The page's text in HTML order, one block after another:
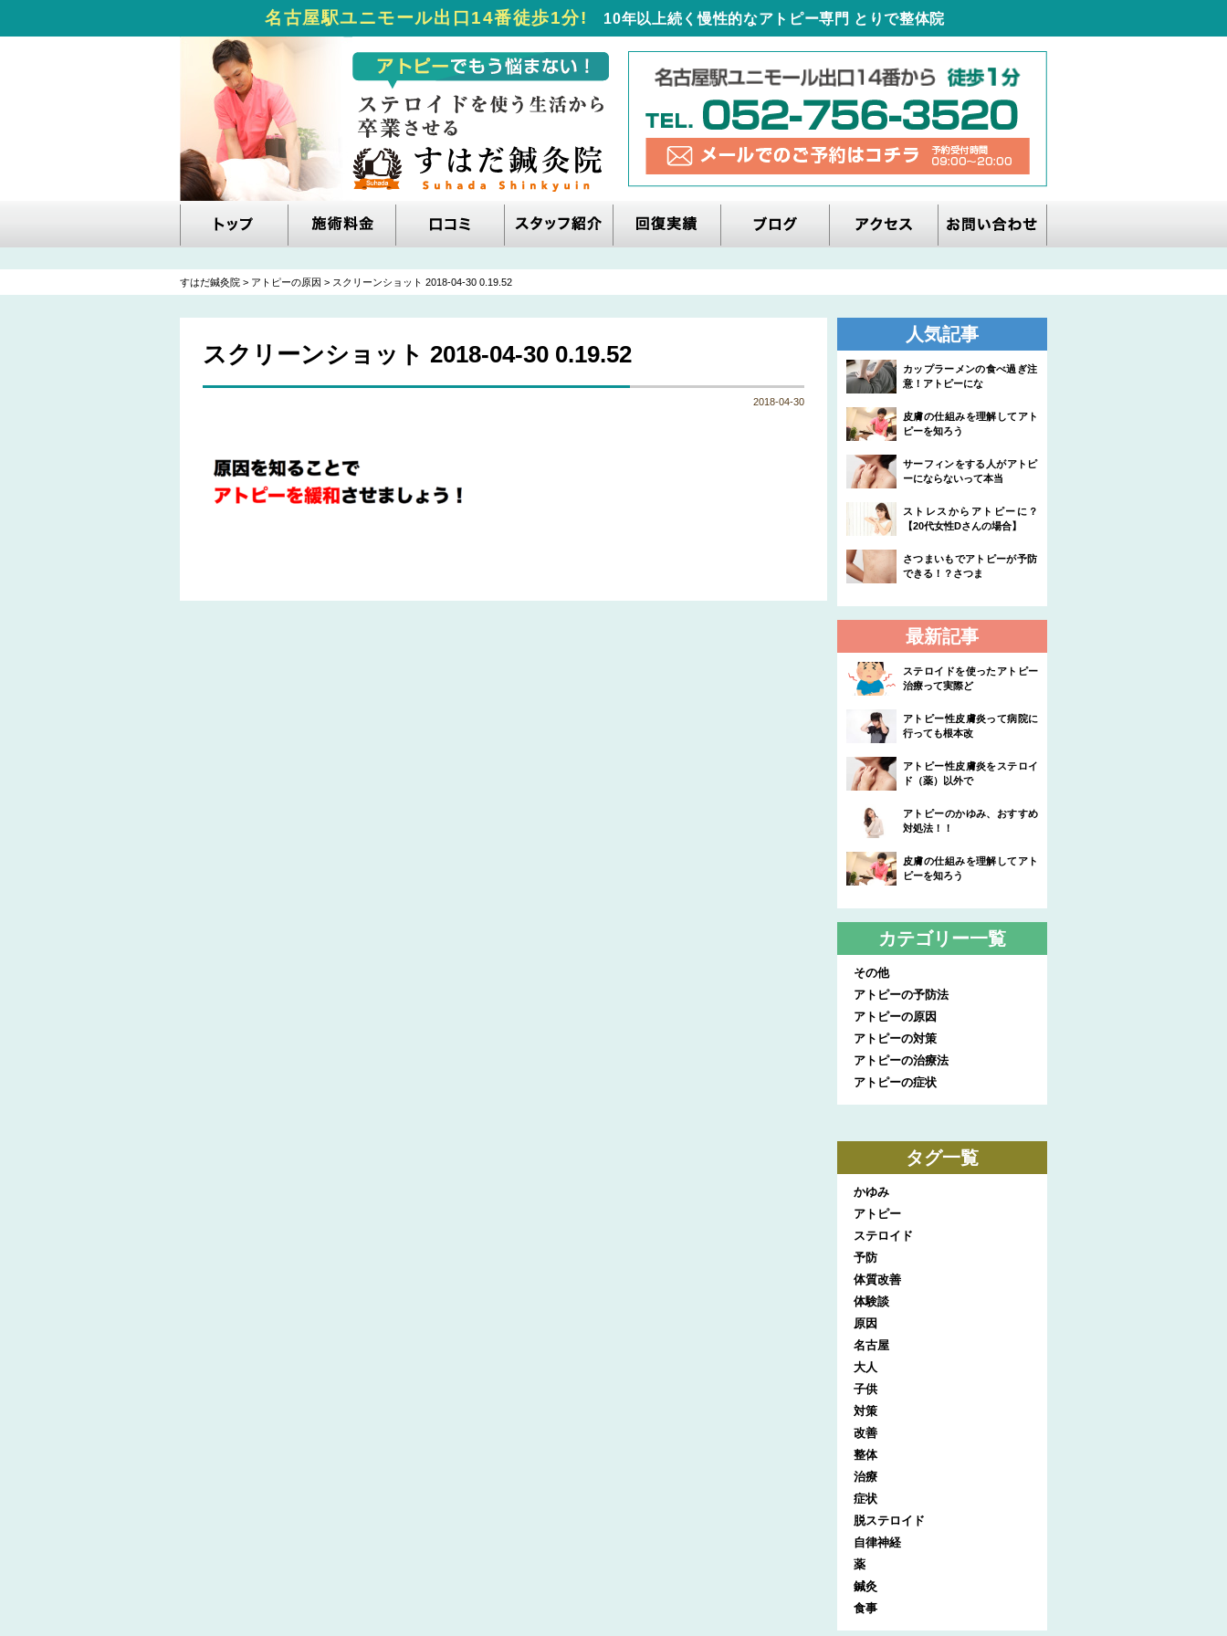
名古屋駅ユニモール出口14番徒歩1分! 10年以上続く慢性的なアトピー専門 とりで整体院
すはだ鍼灸院 > アトピーの原因 > スクリーンショット 2018-04-30 0.19.52
スクリーンショット 2018-04-30 0.19.52
2018-04-30
人気記事
カップラーメンの食べ過ぎ注
意！アトピーにな
皮膚の仕組みを理解してアト
ピーを知ろう
サーフィンをする人がアトピ
ーにならないって本当
ストレスからアトピーに？
【20代女性Dさんの場合】
さつまいもでアトピーが予防
できる！？さつま
最新記事
ステロイドを使ったアトピー
治療って実際ど
アトピー性皮膚炎って病院に
行っても根本改
アトピー性皮膚炎をステロイ
ド（薬）以外で
アトピーのかゆみ、おすすめ
対処法！！
皮膚の仕組みを理解してアト
ピーを知ろう
カテゴリー一覧
その他
アトピーの予防法
アトピーの原因
アトピーの対策
アトピーの治療法
アトピーの症状
タグ一覧
かゆみ
アトピー
ステロイド
予防
体質改善
体験談
原因
名古屋
大人
子供
対策
改善
整体
治療
症状
脱ステロイド
自律神経
薬
鍼灸
食事